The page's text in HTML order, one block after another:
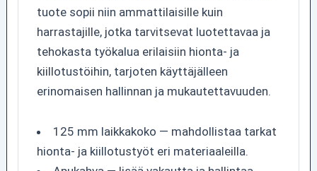
tuote sopii niin ammattilaisille kuin
harrastajille, jotka tarvitsevat luotettavaa ja
tehokasta työkalua erilaisiin hionta- ja
kiillotustöihin, tarjoten käyttäjälleen
erinomaisen hallinnan ja mukautettavuuden.
125 mm laikkakoko — mahdollistaa tarkat
hionta- ja kiillotustyöt eri materiaaleilla.